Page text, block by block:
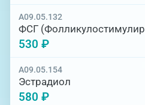
A09.05.132
ФСГ
530 ₽
A09.05.154
Эстрадиол
580 ₽